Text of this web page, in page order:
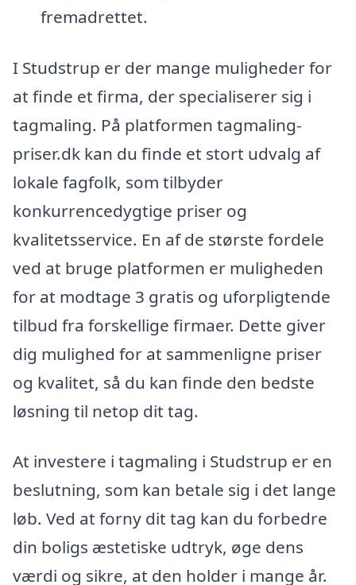
fremadrettet.
I Studstrup er der mange muligheder for
at finde et firma, der specialiserer sig i
tagmaling. På platformen tagmaling-
priser.dk kan du finde et stort udvalg af
lokale fagfolk, som tilbyder
konkurrencedygtige priser og
kvalitetsservice. En af de største fordele
ved at bruge platformen er muligheden
for at modtage 3 gratis og uforpligtende
tilbud fra forskellige firmaer. Dette giver
dig mulighed for at sammenligne priser
og kvalitet, så du kan finde den bedste
løsning til netop dit tag.
At investere i tagmaling i Studstrup er en
beslutning, som kan betale sig i det lange
løb. Ved at forny dit tag kan du forbedre
din boligs æstetiske udtryk, øge dens
værdi og sikre, at den holder i mange år.